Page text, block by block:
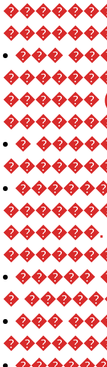
���
������
�
������.
�����
�
���